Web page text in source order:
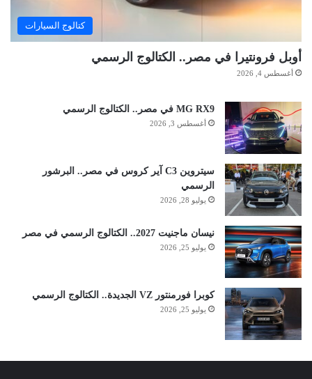
كتالوج السيارات
أوبل فرونتيرا في مصر.. الكتالوج الرسمي
أغسطس 4, 2026
MG RX9 في مصر.. الكتالوج الرسمي
أغسطس 3, 2026
سيتروين C3 آير كروس في مصر.. البرشور
الرسمي
يوليو 28, 2026
نيسان ماجنيت 2027.. الكتالوج الرسمي في مصر
يوليو 25, 2026
كوبرا فورمنتور VZ الجديدة.. الكتالوج الرسمي
يوليو 25, 2026